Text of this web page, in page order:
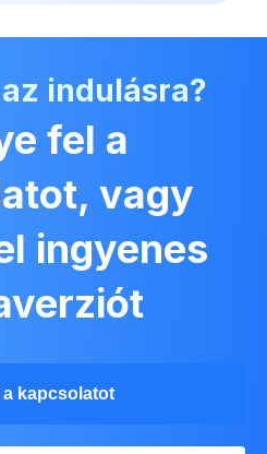
indulásra?
fel a
vagy
ingyenes
a kapcsolatot